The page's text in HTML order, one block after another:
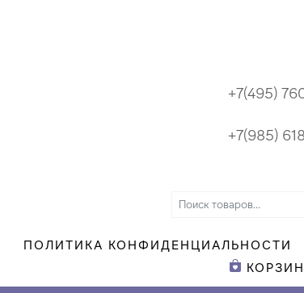
+7(495)
+7(985)
ПОЛИТИКА КОНФИДЕНЦИАЛЬНОСТИ